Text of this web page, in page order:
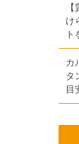
け
ト
カ
タ
目